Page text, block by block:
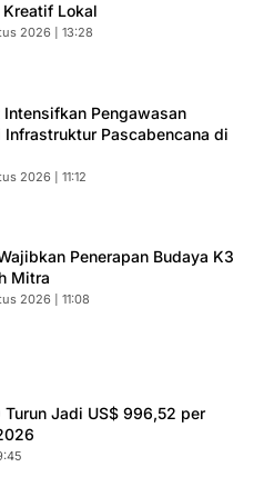
Lokal
2026 | 13:28
Intensifkan Pengawasan
Infrastruktur Pascabencana di
2026 | 11:12
Penerapan Budaya K3
Mitra
2026 | 11:08
Turun Jadi US$ 996,52 per